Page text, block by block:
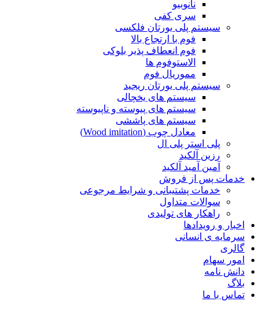
نانوبیو
سری کفی
سیستم پلی یورتان فلکسی
فوم با ارتجاع بالا
فوم انعطاف پذیر بلوکی
الاستوفوم ها
مموریال فوم
سیستم پلی یورتان ریجید
سیستم های یخچالی
سیستم های پیوسته و ناپیوسته
سیستم های پاششی
معادل چوب (Wood imitation)
پلی استر پلی ال
رزین آلکید
آمین آمید آلکید
خدمات پس از فروش
خدمات پشتیبانی و شرایط مرجوعی
سوالات متداول
راهکار های تولیدی
اخبار و رویدادها
سرمایه ی انسانی
گالری
امور سهام
دانش نامه
بلاگ
تماس با ما